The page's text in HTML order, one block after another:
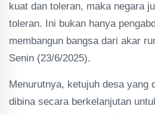
kuat dan toleran, maka negara
toleran. Ini bukan hanya
membangun bangsa dari akar
Senin (23/6/2025).
Menurutnya, ketujuh desa yang
dibina secara berkelanjutan